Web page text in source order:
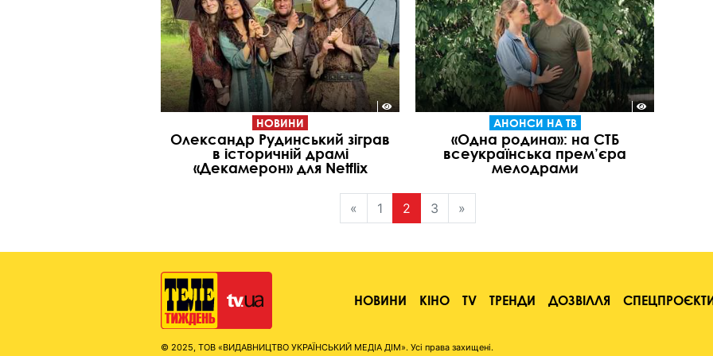
НОВИНИ
Олександр Рудинський зіграв
в історичній драмі
«Декамерон» для Netflix
АНОНСИ НА ТВ
«Одна родина»: на СТБ
всеукраїнська прем’єра
мелодрами
« 1 2 3 »
НОВИНИ КІНО TV ТРЕНДИ ДОЗВІЛЛЯ
© 2025, ТОВ «ВИДАВНИЦТВО УКРАЇНСЬКИЙ МЕДІА ДІМ». Усі права захищені.